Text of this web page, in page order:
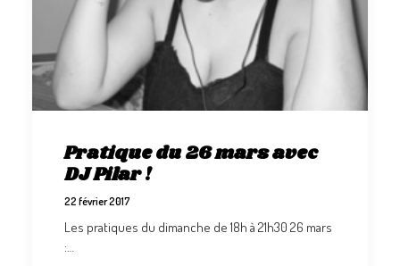
Pratique du 26 mars avec
DJ Pilar !
22 février 2017
Les pratiques du dimanche de 18h à 21h30 26 mars
:…